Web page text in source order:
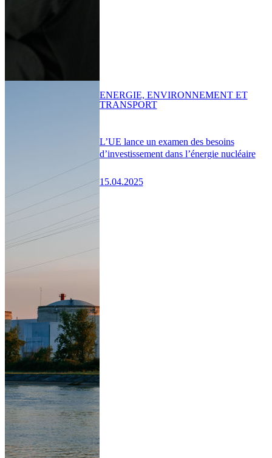
L’UE lance un examen des besoins
d’investissement dans l’énergie nucléaire
15.04.2025
ENERGIE, ENVIRONNEMENT ET
TRANSPORT